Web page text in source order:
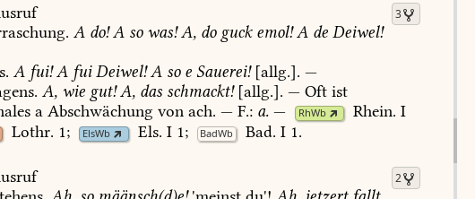
3
A do!A sowas!A, doguckemol!A de Deiwel!
A fui!A fuiDeiwel!A soe Sauerei![allg.]. —
A, wie gut!A, das schmackt![allg.]. — Oft ist
a Abschwächung von ach. — F.: a. — RhWb Rhein. I
Lothr. 1; ElsWb Els. I1; BadWb Bad. I1.
2